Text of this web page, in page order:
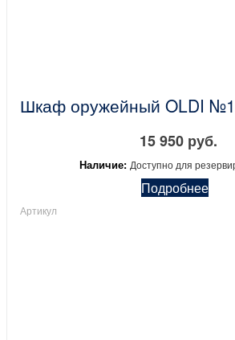
Шкаф оружейный OLDI
15 950 руб.
Наличие: Доступно для
Подробнее
Артикул